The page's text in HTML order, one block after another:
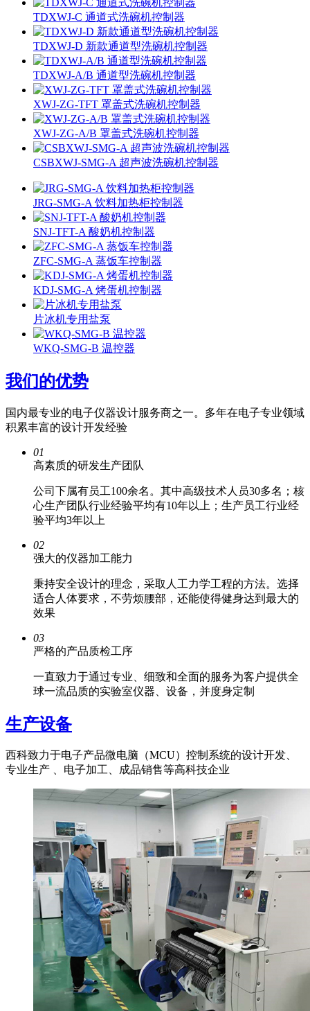
TDXWJ-C 通道式洗碗机控制器
TDXWJ-D 新款通道型洗碗机控制器
TDXWJ-A/B 通道型洗碗机控制器
XWJ-ZG-TFT 罩盖式洗碗机控制器
XWJ-ZG-A/B 罩盖式洗碗机控制器
CSBXWJ-SMG-A 超声波洗碗机控制器
JRG-SMG-A 饮料加热柜控制器
SNJ-TFT-A 酸奶机控制器
ZFC-SMG-A 蒸饭车控制器
KDJ-SMG-A 烤蛋机控制器
片冰机专用盐泵
WKQ-SMG-B 温控器
我们的优势
国内最专业的电子仪器设计服务商之一。多年在电子专业领域
积累丰富的设计开发经验
01
高素质的研发生产团队
公司下属有员工100余名。其中高级技术人员30多名；核
心生产团队行业经验平均有10年以上；生产员工行业经
验平均3年以上
02
强大的仪器加工能力
秉持安全设计的理念，采取人工力学工程的方法。选择
适合人体要求，不劳烦腰部，还能使得健身达到最大的
效果
03
严格的产品质检工序
一直致力于通过专业、细致和全面的服务为客户提供全
球一流品质的实验室仪器、设备，并度身定制
生产设备
西科致力于电子产品微电脑（MCU）控制系统的设计开发、
专业生产 、电子加工、成品销售等高科技企业